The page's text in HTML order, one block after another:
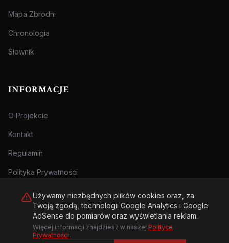
Mapa Zbrodni
Chronologia
Słownik
INFORMACJE
O Projekcie
Kontakt
Regulamin
Polityka Prywatności
© 2026 Archiwum Zbrodni - zly.com.pl. Wszelkie prawa zastrzeżone.
Treści przeznaczone dla osób pełnoletnich.
Używamy niezbędnych plików cookies oraz, za
Twoją zgodą, technologii Google Analytics i Google
AdSense do pomiarów oraz wyświetlania reklam.
Więcej informacji znajdziesz w naszej Polityce
Prywatności.